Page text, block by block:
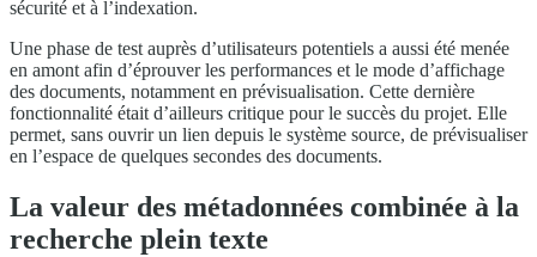
sécurité et à l’indexation.
Une phase de test auprès d’utilisateurs potentiels a aussi été menée
en amont afin d’éprouver les performances et le mode d’affichage
des documents, notamment en prévisualisation. Cette dernière
fonctionnalité était d’ailleurs critique pour le succès du projet. Elle
permet, sans ouvrir un lien depuis le système source, de prévisualiser
en l’espace de quelques secondes des documents.
La valeur des métadonnées combinée à la
recherche plein texte